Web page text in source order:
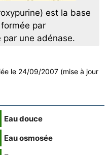
est la base
par
une adénase.
le 24/09/2007 (mise à jour
Eau douce
Eau osmosée